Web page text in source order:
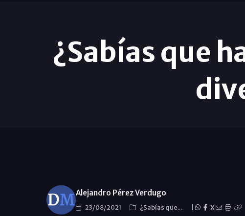
¿Sabías que
Alejandro Pérez Verdugo
23/08/2021 ¿Sabías que... X